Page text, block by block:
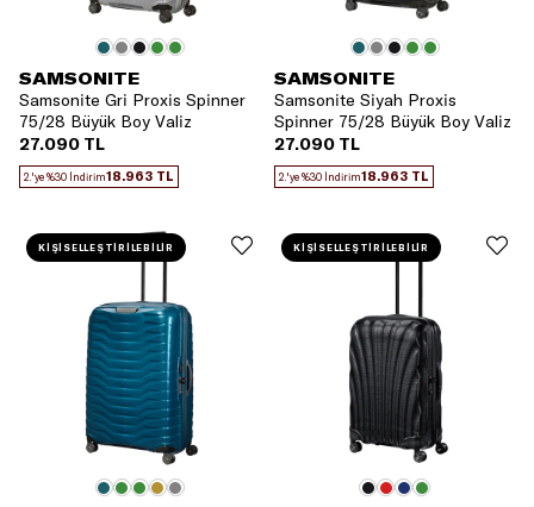
SAMSONITE
Samsonite Gri Proxis Spinner
75/28 Büyük Boy Valiz
27.090 TL
2.'ye %30 İndirim18.963 TL
SAMSONITE
Samsonite Siyah Proxis
Spinner 75/28 Büyük Boy Valiz
27.090 TL
2.'ye %30 İndirim18.963 TL
KİŞİSELLEŞTİRİLEBİLİR KİŞİSELLEŞTİRİLEBİLİR